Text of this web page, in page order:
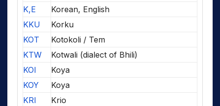
K,E
Korean, English
KKU
Korku
KOT
Kotokoli / Tem
KTW
Kotwali (dialect of Bhili)
KOI
Koya
KOY
Koya
KRI
Krio